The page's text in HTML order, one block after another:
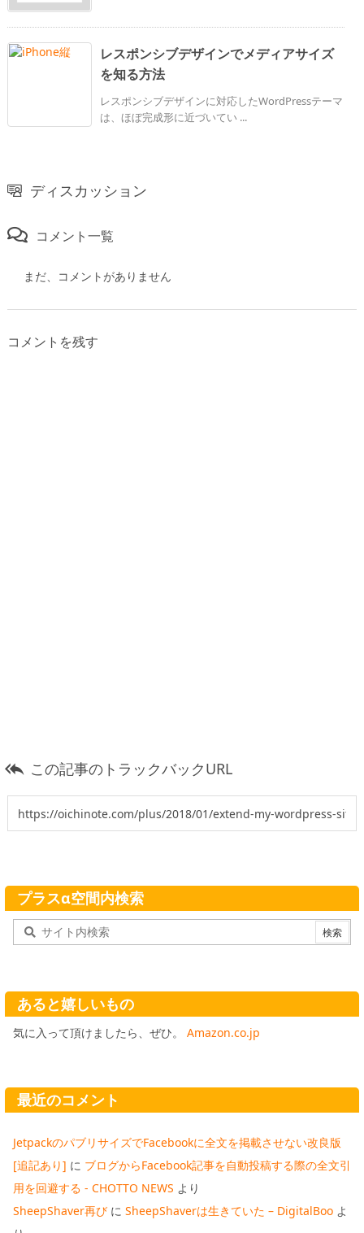
レスポンシブデザインでメディアサイズ
を知る方法
レスポンシブデザインに対応したWordPressテーマ
は、ほぼ完成形に近づいてい ...
ディスカッション
コメント一覧
まだ、コメントがありません
コメントを残す
 この記事のトラックバックURL
プラスα空間内検索
あると嬉しいもの
気に入って頂けましたら、ぜひ。 Amazon.co.jp
最近のコメント
JetpackのパブリサイズでFacebookに全文を掲載させない改良版
[追記あり] に ブログからFacebook記事を自動投稿する際の全文引
用を回避する - CHOTTO NEWS より
SheepShaver再び に SheepShaverは生きていた – DigitalBoo よ